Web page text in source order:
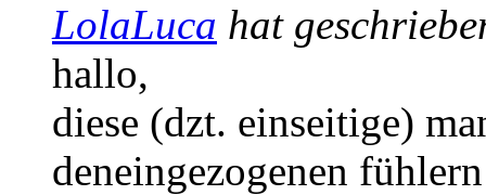
LolaLuca hat
hallo,
diese (dzt. einseitige)
deneingezogenen